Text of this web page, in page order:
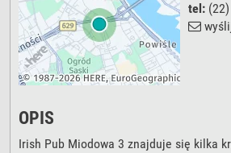
tel:
OPIS
Irish Pub Miodowa 3 znajduje się kilka